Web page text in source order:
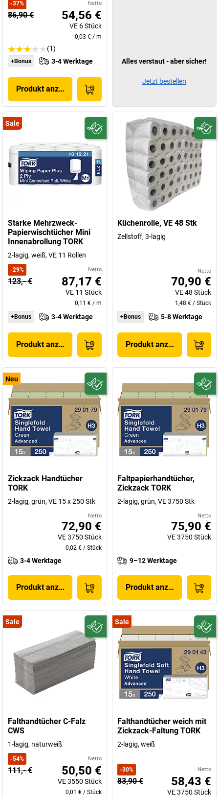
-37% Netto
86,90 € 54,56 €
VE 6Stück
0,03 € / m
(1)
+Bonus 3-4 Werktage
Produkt anzeigen
Sale
Starke Mehrzweck-
Papierwischtücher Mini
Innenabrollung TORK
2-lagig, weiß, VE 11 Rollen
-29% Netto
123,- € 87,17 €
VE 11 Stück
0,11 € / m
+Bonus
3-4 Werktage
Produkt anzeigen
Küchenrolle, VE 48 Stk
Zellstoff, 3-lagig
Netto
70,90 €
VE48 Stück
1,48 € / Stück
+Bonus
5-8 Werktage
Produkt anzeigen
Neu
Zickzack Handtücher
TORK
2-lagig, grün, VE 15 x 250 Stk
Netto
72,90 €
VE3750 Stück
0,02 € / Stück
3-4 Werktage
Produkt anzeigen
Faltpapierhandtücher,
Zickzack TORK
2-lagig, grün, VE 3750 Stk
Netto
75,90 €
VE3750 Stück
9–12 Werktage
Produkt anzeigen
Sale
Falthandtücher C-Falz
CWS
1-lagig, naturweiß
-54% Netto
111,- € 50,50 €
VE3550 Stück
0,01 € / Stück
Sale
Falthandtücher weich mit
Zickzack-Faltung TORK
2-lagig, weiß
-30% Netto
83,90 € 58,43 €
VE3750 Stück
Alles verstaut - aber sicher!
Jetzt bestellen